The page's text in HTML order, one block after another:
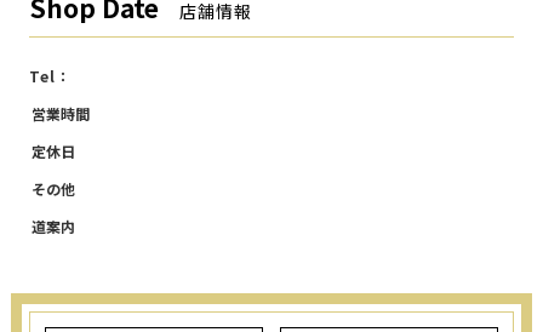
Shop Date 店舗情報
Tel：
営業時間
定休日
その他
道案内